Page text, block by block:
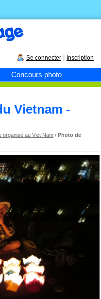
Concours photo
Se connecter Inscription
Vietnam -
organisé au Viet Nam /Photo de